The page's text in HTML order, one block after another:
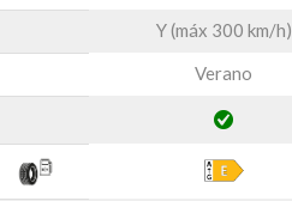
Y (máx 300 km/h)
Verano